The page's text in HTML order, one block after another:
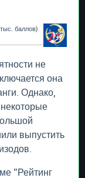
баллов)
не
она
Однако,
выпустить
"Рейтинг